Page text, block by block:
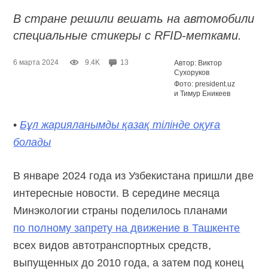
В стране решили вешать на автомобили
специальные стикеры с RFID-метками.
6 марта 2024 9.4K 13
Автор: Виктор
Сухоруков
Фото: president.uz
и Тимур Еникеев
•Бұл жарияланымды қазақ тілінде оқуға
болады
В январе 2024 года из Узбекистана пришли две
интересные новости. В середине месяца
Минэкологии страны поделилось планами
по полному запрету на движение в Ташкенте
всех видов автотранспортных средств,
выпущенных до 2010 года, а затем под конец